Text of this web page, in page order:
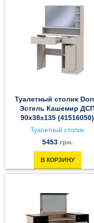
Туалетный столик
Эстель Кашемир
90х38х135 (41516050)
Туалетный столик
5453 грн.
В КОРЗИНУ